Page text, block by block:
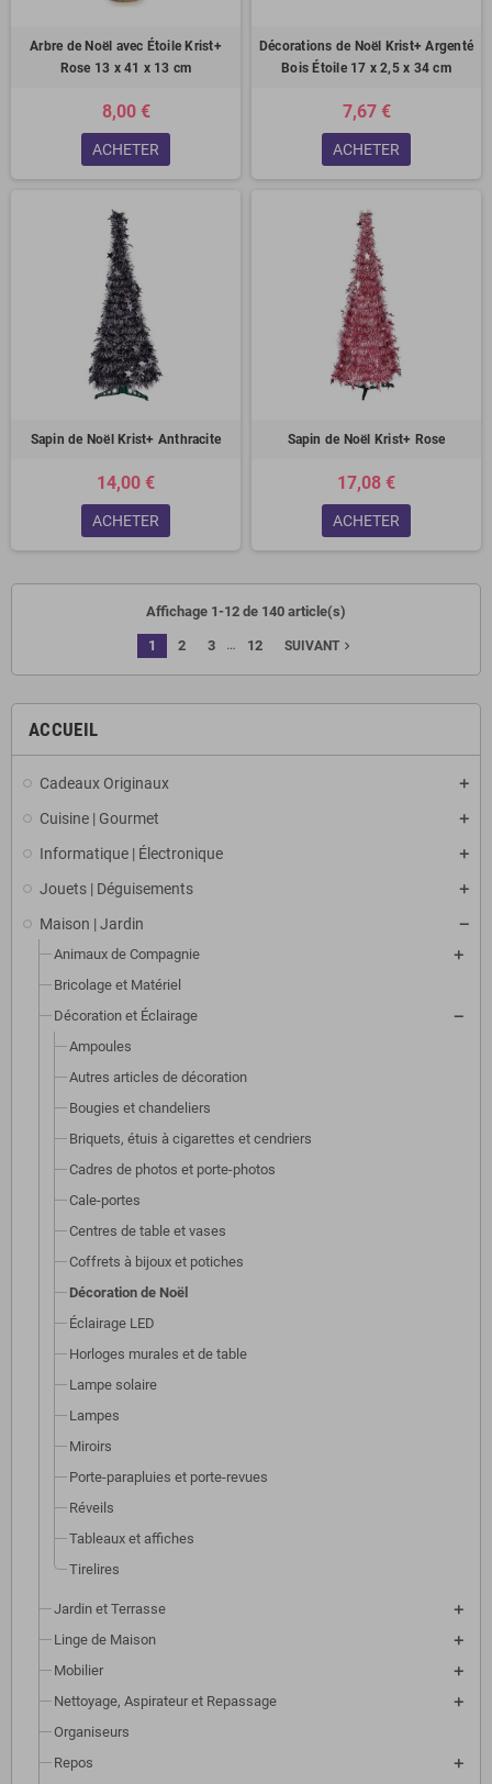
ACCUEIL
Cadeaux Originaux
Cuisine | Gourmet
Informatique | Électronique
Jouets | Déguisements
Maison | Jardin
Animaux de Compagnie
Bricolage et Matériel
Décoration et Éclairage
Ampoules
Autres articles de décoration
Bougies et chandeliers
Briquets, étuis à cigarettes et cendriers
Cadres de photos et porte-photos
Cale-portes
Centres de table et vases
Coffrets à bijoux et potiches
Décoration de Noël
Éclairage LED
Horloges murales et de table
Lampe solaire
Lampes
Miroirs
Porte-parapluies et porte-revues
Réveils
Tableaux et affiches
Tirelires
Jardin et Terrasse
Linge de Maison
Mobilier
Nettoyage, Aspirateur et Repassage
Organiseurs
Repos
Arbre de Noël avec Étoile Krist+
Rose 13 x 41 x 13 cm
8,00 €
ACHETER
Décorations de Noël Krist+ Argenté
Bois Étoile 17 x 2,5 x 34 cm
7,67 €
ACHETER
Sapin de Noël Krist+ Anthracite
14,00 €
ACHETER
Sapin de Noël Krist+ Rose
17,08 €
ACHETER
Affichage 1-12 de 140 article(s)
1 2 3 … 12 SUIVANT navigate_next